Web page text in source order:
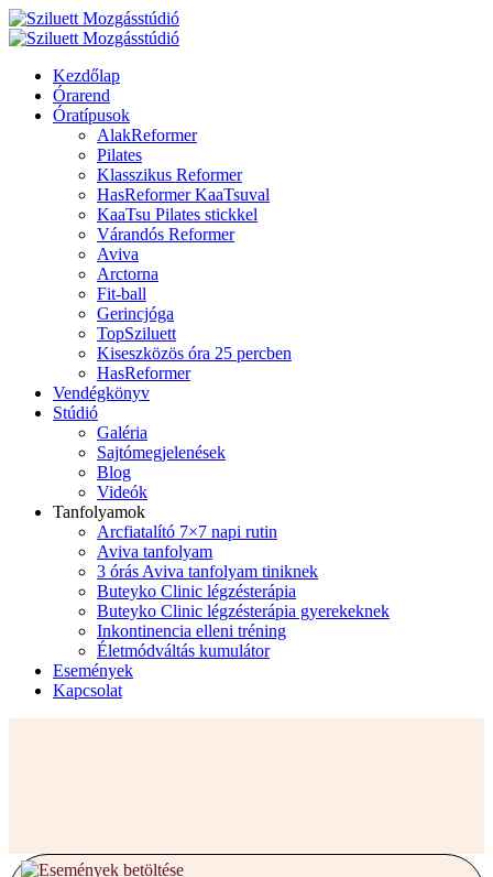
Kezdőlap
Órarend
Óratípusok
AlakReformer
Pilates
Klasszikus Reformer
HasReformer KaaTsuval
KaaTsu Pilates stickkel
Várandós Reformer
Aviva
Arctorna
Fit-ball
Gerincjóga
TopSziluett
Kiseszközös óra 25 percben
HasReformer
Vendégkönyv
Stúdió
Galéria
Sajtómegjelenések
Blog
Videók
Tanfolyamok
Arcfiatalító 7×7 napi rutin
Aviva tanfolyam
3 órás Aviva tanfolyam tiniknek
Buteyko Clinic légzésterápia
Buteyko Clinic légzésterápia gyerekeknek
Inkontinencia elleni tréning
Életmódváltás kumulátor
Események
Kapcsolat